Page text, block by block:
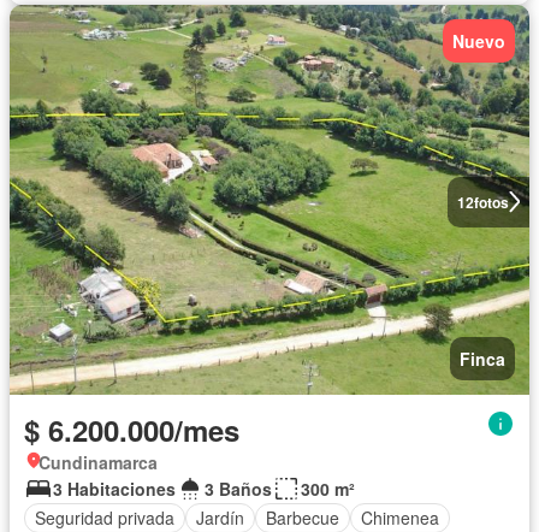
12fotos
Nuevo
Finca
$ 6.200.000/mes
Cundinamarca
3 Habitaciones
3 Baños
300 m²
Seguridad privada
Jardín Barbecue
Chimenea